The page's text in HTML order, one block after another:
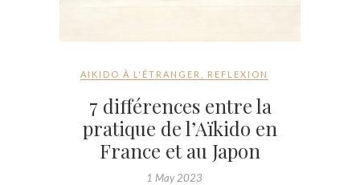
AIKIDO À L'ÉTRANGER REFLEXION
7 différences entre la
pratique de l’Aïkido en
France et au Japon
1 May 2023